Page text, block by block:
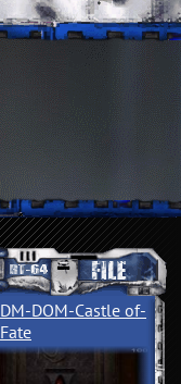
DM-DOM-Castle of­
Fate